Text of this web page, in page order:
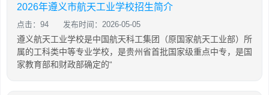
2026年遵义市航天工业学校招生简介
点击：94 发布时间：2026-05-05
遵义航天工业学校是中国航天科工集团（原国家航天工业部）所
属的工科类中等专业学校，是贵州省首批国家级重点中专，是国
家教育部和财政部确定的“